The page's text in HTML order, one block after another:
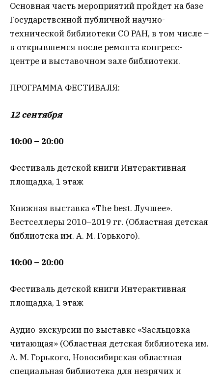
Основная часть мероприятий пройдет на базе
Государственной публичной научно-
технической библиотеки СО РАН, в том числе –
в открывшемся после ремонта конгресс-
центре и выставочном зале библиотеки.
ПРОГРАММА ФЕСТИВАЛЯ:
12 сентября
10:00 – 20:00
Фестиваль детской книги Интерактивная
площадка, 1 этаж
Книжная выставка «The best. Лучшее».
Бестселлеры 2010–2019 гг. (Областная детская
библиотека им. А. М. Горького).
10:00 – 20:00
Фестиваль детской книги Интерактивная
площадка, 1 этаж
Аудио-экскурсии по выставке «Заельцовка
читающая» (Областная детская библиотека им.
А. М. Горького, Новосибирская областная
специальная библиотека для незрячих и